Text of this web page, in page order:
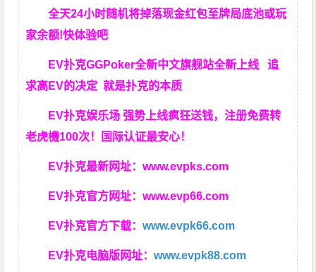
全天24小时随机将掉落现金红包至牌局底池或玩
家余额!快体验吧
EV扑克GGPoker全新中文旗舰站全新上线 追
求高EV的决定就是扑克的本质
EV扑克娱乐场 强势上线疯狂送钱，注册免费转
老虎機100次！国际认证最安心！
EV扑克最新网址：www.evpks.com
EV扑克官方网址：www.evp66.com
EV扑克官方下载：www.evpk66.com
EV扑克电脑版网址：www.evpk88.com